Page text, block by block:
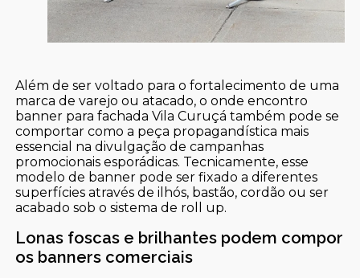
Além de ser voltado para o fortalecimento de uma
marca de varejo ou atacado, o onde encontro
banner para fachada Vila Curuçá também pode se
comportar como a peça propagandística mais
essencial na divulgação de campanhas
promocionais esporádicas. Tecnicamente, esse
modelo de banner pode ser fixado a diferentes
superfícies através de ilhós, bastão, cordão ou ser
acabado sob o sistema de roll up.
Lonas foscas e brilhantes podem compor
os banners comerciais